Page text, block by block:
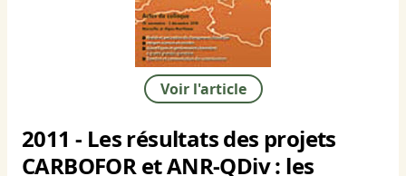
Voir l'article
2011 - Les résultats des projets
CARBOFOR et ANR-QDiv : les